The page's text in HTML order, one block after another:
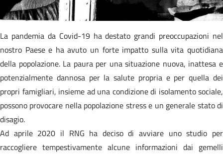
La pandemia da Covid-19 ha destato grandi preoccupazioni nel
nostro Paese e ha avuto un forte impatto sulla vita quotidiana
della popolazione. La paura per una situazione nuova, inattesa e
potenzialmente dannosa per la salute propria e per quella dei
propri famigliari, insieme ad una condizione di isolamento sociale,
possono provocare nella popolazione stress e un generale stato di
disagio.
Ad aprile 2020 il RNG ha deciso di avviare uno studio per
raccogliere tempestivamente alcune informazioni dai gemelli